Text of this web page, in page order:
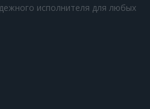
исполнителя для любых